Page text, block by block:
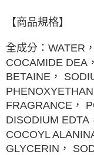
【商品規格】
全成分：WATER
COCAMIDE DEA
BETAINE，
FRAGRANCE，
DISODIUM EDTA
COCOYL
GLYCERIN，